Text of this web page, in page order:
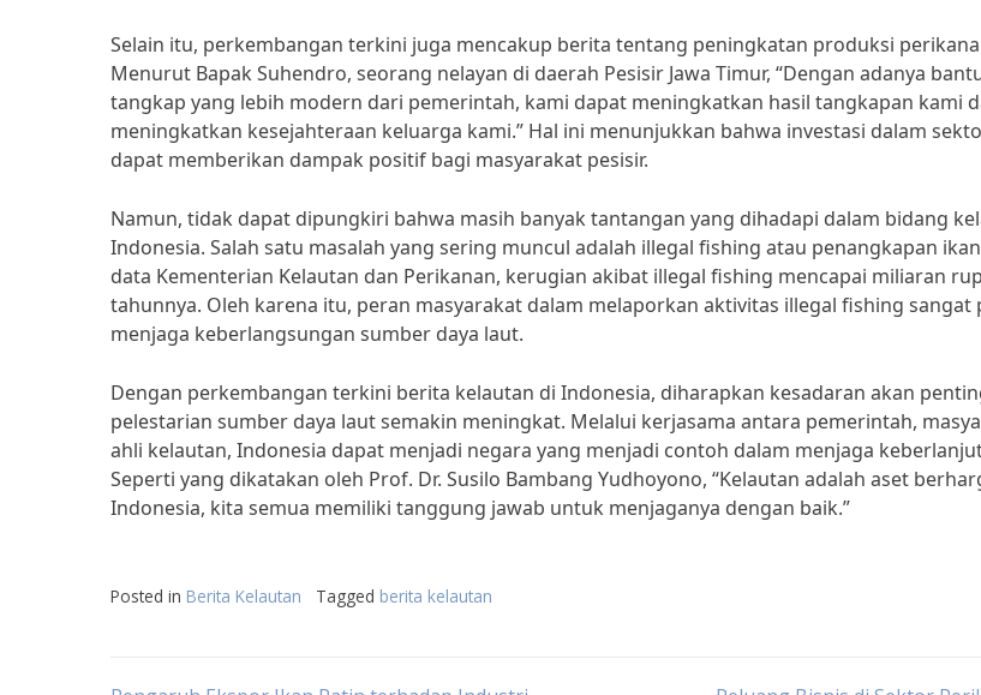
Selain itu, perkembangan terkini juga mencakup berita tentang peningkatan produksi
Menurut Bapak Suhendro, seorang nelayan di daerah Pesisir Jawa Timur, “Dengan adanya
tangkap yang lebih modern dari pemerintah, kami dapat meningkatkan hasil tangkapan kami
meningkatkan kesejahteraan keluarga kami.” Hal ini menunjukkan bahwa investasi dalam
dapat memberikan dampak positif bagi masyarakat pesisir.
Namun, tidak dapat dipungkiri bahwa masih banyak tantangan yang dihadapi dalam bidang
Indonesia. Salah satu masalah yang sering muncul adalah illegal fishing atau penangkapan
data Kementerian Kelautan dan Perikanan, kerugian akibat illegal fishing mencapai miliaran
tahunnya. Oleh karena itu, peran masyarakat dalam melaporkan aktivitas illegal fishing sangat
menjaga keberlangsungan sumber daya laut.
Dengan perkembangan terkini berita kelautan di Indonesia, diharapkan kesadaran akan
pelestarian sumber daya laut semakin meningkat. Melalui kerjasama antara pemerintah,
ahli kelautan, Indonesia dapat menjadi negara yang menjadi contoh dalam menjaga
Seperti yang dikatakan oleh Prof. Dr. Susilo Bambang Yudhoyono, “Kelautan adalah aset
Indonesia, kita semua memiliki tanggung jawab untuk menjaganya dengan baik.”
Posted in Berita Kelautan Tagged berita kelautan